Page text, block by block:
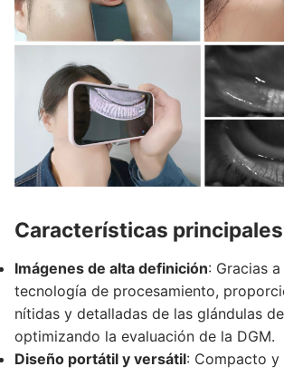
Características principales
Imágenes de alta definición: Gracias
tecnología de procesamiento,
nítidas y detalladas de las glándulas
optimizando la evaluación de la DGM.
Diseño portátil y versátil: Compacto